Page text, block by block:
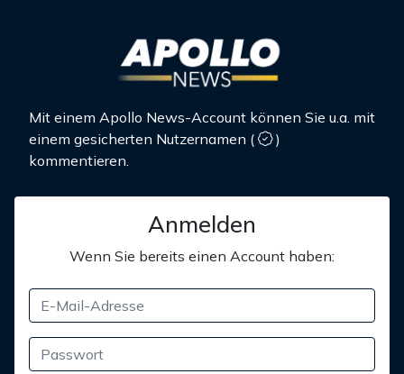
Mit einem Apollo News-Account können Sie u.a. mit
einem gesicherten Nutzernamen (
)
kommentieren.
Anmelden
Wenn Sie bereits einen Account haben: